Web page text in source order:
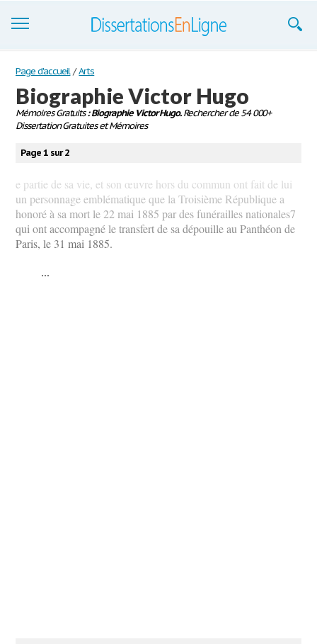
Dissertations
S'inscrire
Se connecter
Contactez-nous
Page d'accueil / Arts
Biographie Victor Hugo
Mémoires Gratuits: Biographie Victor Hugo.Rechercher de 54 000+
Dissertation Gratuites et Mémoires
Page 1 sur 2
e partie de sa vie, et son œuvre hors du commun ont fait de lui
un personnage emblématique que la Troisième République a
honoré à sa mort le 22 mai 1885 par des funérailles nationales7
qui ont accompagné le transfert de sa dépouille au Panthéon de
Paris, le 31 mai 1885.
...